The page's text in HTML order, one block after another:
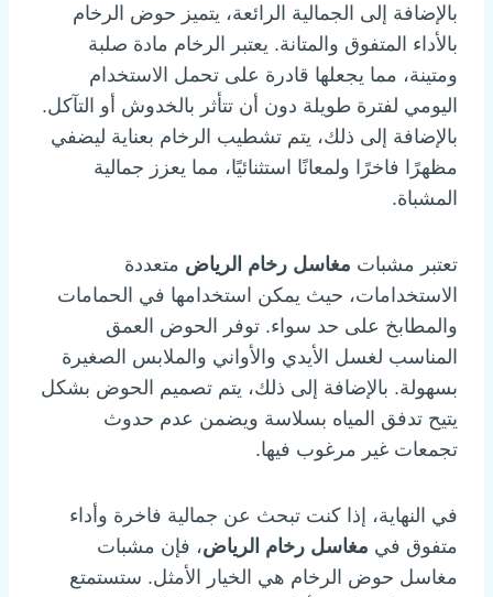
بالإضافة إلى الجمالية الرائعة، يتميز حوض الرخام
بالأداء المتفوق والمتانة. يعتبر الرخام مادة صلبة
ومتينة، مما يجعلها قادرة على تحمل الاستخدام
اليومي لفترة طويلة دون أن تتأثر بالخدوش أو التآكل.
بالإضافة إلى ذلك، يتم تشطيب الرخام بعناية ليضفي
مظهرًا فاخرًا ولمعانًا استثنائيًا، مما يعزز جمالية
المشباة.
تعتبر مشبات مغاسل رخام الرياض متعددة
الاستخدامات، حيث يمكن استخدامها في الحمامات
والمطابخ على حد سواء. توفر الحوض العمق
المناسب لغسل الأيدي والأواني والملابس الصغيرة
بسهولة. بالإضافة إلى ذلك، يتم تصميم الحوض بشكل
يتيح تدفق المياه بسلاسة ويضمن عدم حدوث
تجمعات غير مرغوب فيها.
في النهاية، إذا كنت تبحث عن جمالية فاخرة وأداء
متفوق في مغاسل رخام الرياض، فإن مشبات
مغاسل حوض الرخام هي الخيار الأمثل. ستستمتع